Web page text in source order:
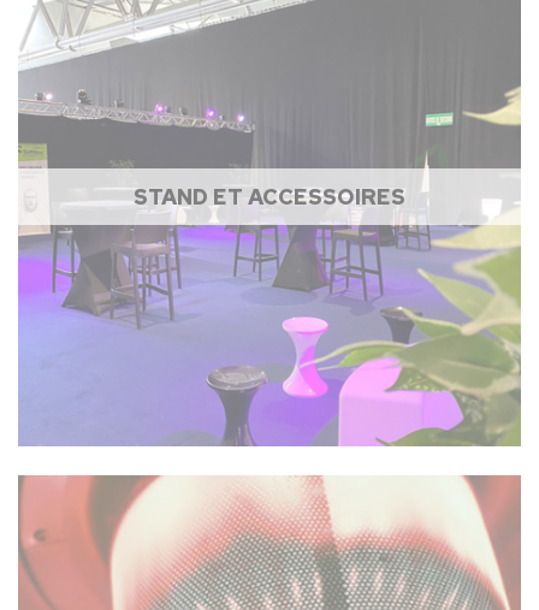
STAND ET ACCESSOIRES